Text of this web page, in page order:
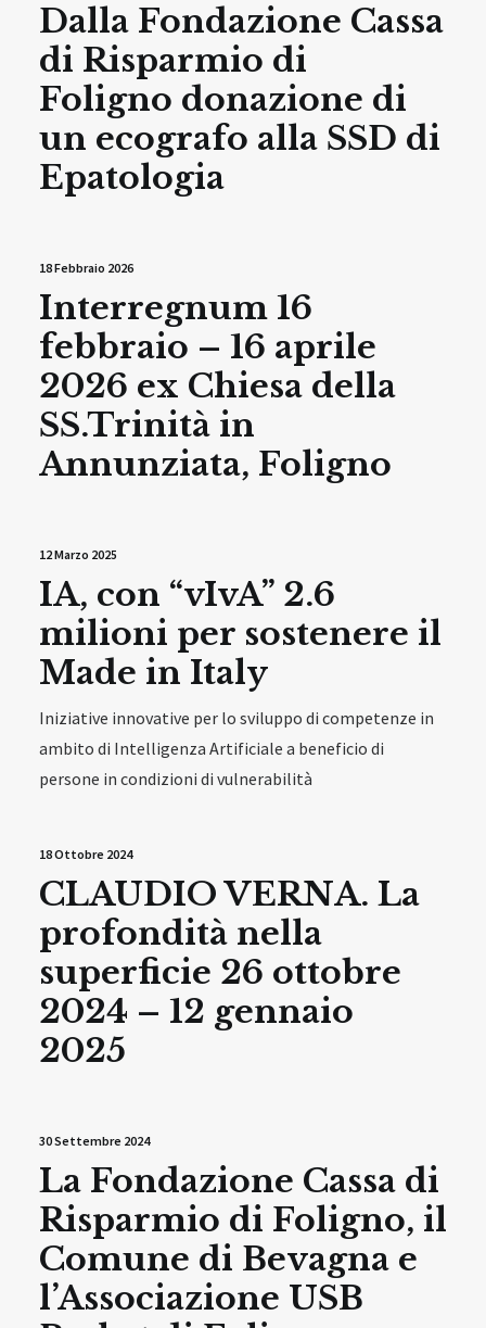
Dalla Fondazione Cassa
di Risparmio di
Foligno donazione di
un ecografo alla SSD di
Epatologia
18 Febbraio 2026
Interregnum 16
febbraio – 16 aprile
2026 ex Chiesa della
SS.Trinità in
Annunziata, Foligno
12 Marzo 2025
IA, con “vIvA” 2.6
milioni per sostenere il
Made in Italy
Iniziative innovative per lo sviluppo di competenze in
ambito di Intelligenza Artificiale a beneficio di
persone in condizioni di vulnerabilità
18 Ottobre 2024
CLAUDIO VERNA. La
profondità nella
superficie 26 ottobre
2024 – 12 gennaio
2025
30 Settembre 2024
La Fondazione Cassa di
Risparmio di Foligno, il
Comune di Bevagna e
l’Associazione USB